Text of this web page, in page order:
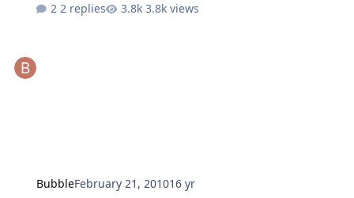
2 replies
3.8k views
BubbleFebruary 21, 201016 yr